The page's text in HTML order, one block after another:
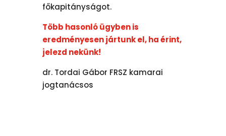
főkapitányságot.
Több hasonló ügyben is
eredményesen jártunk el, ha érint,
jelezd nekünk!
dr. Tordai Gábor FRSZ kamarai
jogtanácsos